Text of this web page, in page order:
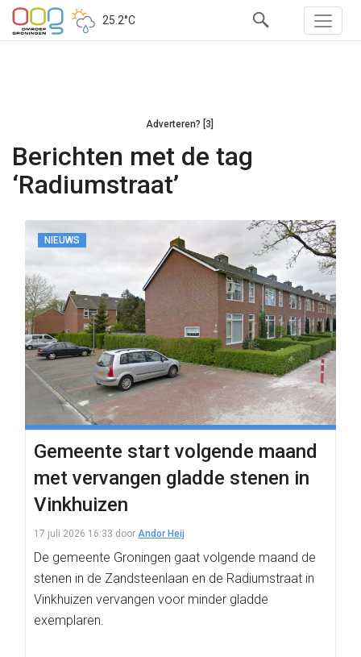
25.2°C
Adverteren? [3]
Berichten met de tag
‘Radiumstraat’
NIEUWS
Gemeente start volgende maand
met vervangen gladde stenen in
Vinkhuizen
17 juli 2026 16:33 door Andor Heij
De gemeente Groningen gaat volgende maand de
stenen in de Zandsteenlaan en de Radiumstraat in
Vinkhuizen vervangen voor minder gladde
exemplaren.